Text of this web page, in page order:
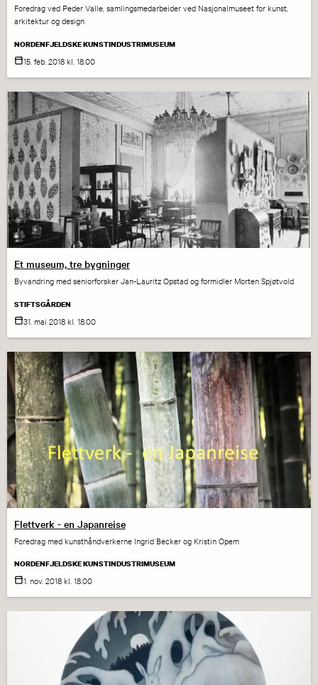
Foredrag ved Peder Valle, samlingsmedarbeider ved Nasjonalmuseet for kunst,
arkitektur og design
NORDENFJELDSKE KUNSTINDUSTRIMUSEUM
15. feb. 2018 kl. 18.00
Et museum, tre bygninger
Byvandring med seniorforsker Jan-Lauritz Opstad og formidler Morten Spjøtvold
STIFTSGÅRDEN
31. mai 2018 kl. 18.00
Flettverk - en Japanreise
Foredrag med kunsthåndverkerne Ingrid Becker og Kristin Opem
NORDENFJELDSKE KUNSTINDUSTRIMUSEUM
1. nov.2018 kl. 18.00